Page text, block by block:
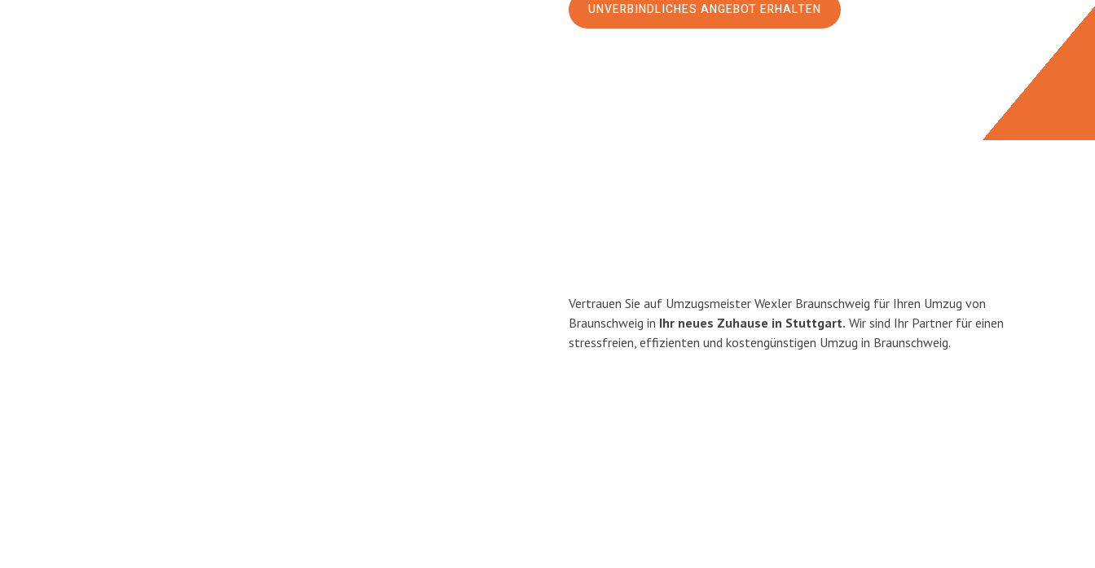
UNVERBINDLICHES ANGEBOT ERHALTEN
Vertrauen Sie auf Umzugsmeister Wexler Braunschweig für Ihren Umzug von
Braunschweig in Ihr neues Zuhause in Stuttgart. Wir sind Ihr Partner für einen
stressfreien, effizienten und kostengünstigen Umzug in Braunschweig.